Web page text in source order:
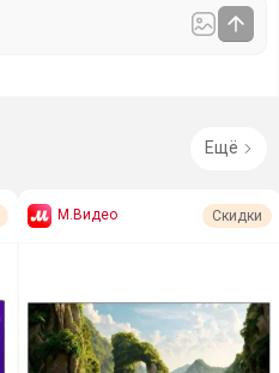
Ещё
М.Видео Скидки